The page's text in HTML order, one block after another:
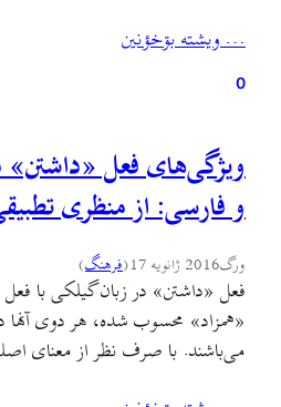
بادکوبه لنگر انداخته است و…
… ويشته بۊخؤنين
0
ویژگی‌های فعل «داشتن»
و فارسی: از منظری
ورگ2016 ژانویه 17 (فرهنگ)
فعل «داشتن» در زبان گیلکی با
«همزاد» محسوب شده، هر دوی
می‌باشند. با صرف نظر از معنای